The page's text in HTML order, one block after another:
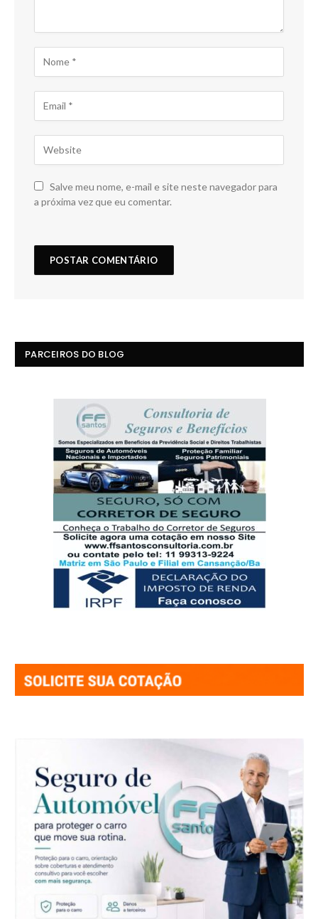
Salve meu nome, e-mail e site neste navegador para
a próxima vez que eu comentar.
PARCEIROS DO BLOG